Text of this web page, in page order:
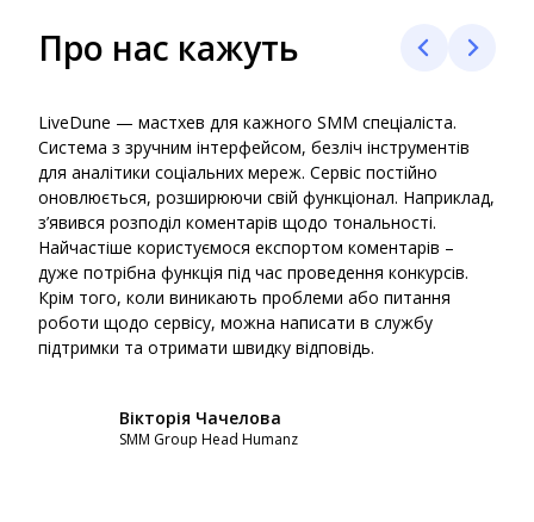
користувачі, які були заблоковані, видалені або
мають закритий акаунт.
Про нас кажуть
LiveDune — мастхев для кажного SMM спеціаліста.
Система з зручним інтерфейсом, безліч інструментів
для аналітики соціальних мереж. Сервіс постійно
оновлюється, розширюючи свій функціонал. Наприклад,
з’явився розподіл коментарів щодо тональності.
Найчастіше користуємося експортом коментарів –
дуже потрібна функція під час проведення конкурсів.
Крім того, коли виникають проблеми або питання
роботи щодо сервісу, можна написати в службу
підтримки та отримати швидку відповідь.
Вікторія Чачелова
SMM Group Head Humanz